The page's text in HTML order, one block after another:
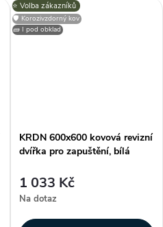
proti vlhkosti, perforovaný
kovový rám, zvýšený okrajový
⭐️ Volba zákazníků
🧱 I pod obklad
🛡️ Korozivzdorný kov
KRDN 600x600 kovová revizní
dvířka pro zapuštění, bílá
1 033 Kč
Na dotaz